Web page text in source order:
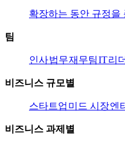
확장하는 동안 규정을
팀​​
인사​​법무​​재무팀​​IT​​리
비즈니스 규모별​​
스타트업​​ 미드 시장​​엔
비즈니스 과제별​​